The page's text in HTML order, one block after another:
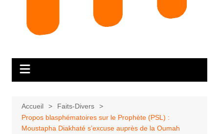
Accueil
Faits-Divers
Propos blasphématoires sur le Prophète (PSL) :
Moustapha Diakhaté s’excuse auprès de la Oumah